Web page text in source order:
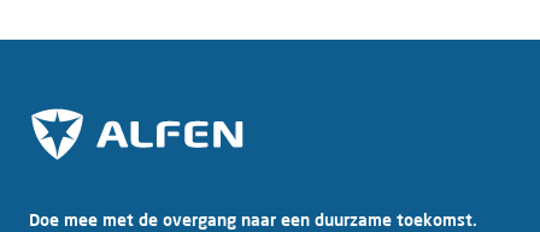
Doe mee met de overgang naar een duurzame toekomst.